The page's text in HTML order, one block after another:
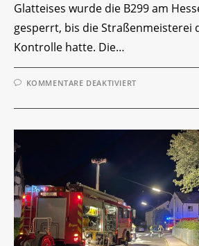
Glatteises wurde die B299 am
gesperrt, bis die Straßenmeisterei
Kontrolle hatte. Die…
KOMMENTARE DEAKTIVIERTFÜR